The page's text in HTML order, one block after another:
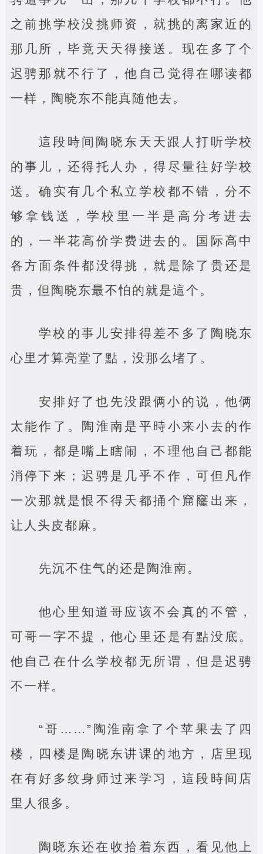
之前挑学校没挑师资，就挑的离家近的
那几所，毕竟天天得接送。现在多了个
迟骋那就不行了，他自己觉得在哪读都
一样，陶晓东不能真随他去。
這段時间陶晓东天天跟人打听学校
的事儿，还得托人办，得尽量往好学校
送。确实有几个私立学校都不错，分不
够拿钱送，学校里一半是高分考进去
的，一半花高价学费进去的。国际高中
各方面条件都没得挑，就是除了贵还是
贵，但陶晓东最不怕的就是這个。
学校的事儿安排得差不多了陶晓东
心里才算亮堂了點，没那么堵了。
安排好了也先没跟俩小的说，他俩
太能作了。陶淮南是平時小来小去的作
着玩，都是嘴上瞎闹，不理他自己都能
消停下来；迟骋是几乎不作，可但凡作
一次那就是恨不得天都捅个窟窿出来，
让人头皮都麻。
先沉不住气的还是陶淮南。
他心里知道哥应该不会真的不管，
可哥一字不提，他心里还是有點没底。
他自己在什么学校都无所谓，但是迟骋
不一样。
“哥……”陶淮南拿了个苹果去了四
楼，四楼是陶晓东讲课的地方，店里现
在有好多纹身师过来学习，這段時间店
里人很多。
陶晓东还在收拾着东西，看见他上